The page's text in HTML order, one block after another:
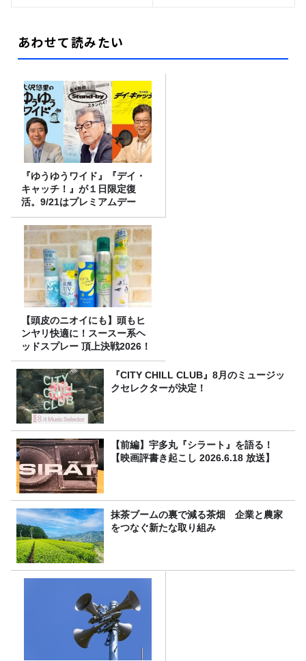
あわせて読みたい
『ゆうゆうワイド』『デイ・
キャッチ！』が１日限定復
活。9/21はプレミアムデー
【頭皮のニオイにも】頭もヒ
ンヤリ快適に！スースー系ヘ
ッドスプレー 頂上決戦2026！
『CITY CHILL CLUB』8月のミュージッ
クセレクターが決定！
【前編】宇多丸『シラート』を語る！
【映画評書き起こし 2026.6.18 放送】
抹茶ブームの裏で減る茶畑 企業と農家
をつなぐ新たな取り組み